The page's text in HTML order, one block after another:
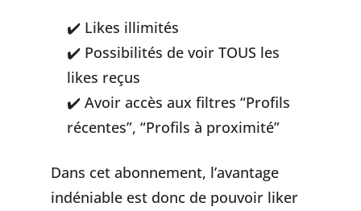
Likes illimités
Possibilités de voir TOUS les
likes reçus
Avoir accès aux filtres “Profils
récentes”, “Profils à proximité”
Dans cet abonnement, l’avantage
indéniable est donc de pouvoir liker